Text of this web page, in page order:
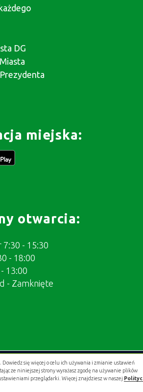
Dowiedz się więcej o celu ich używania i zmianie ustawień
ze niniejszej strony wyrażasz zgodę na używanie plików
przeglądarki. Więcej znajdziesz w naszej
DG
miejska:
otwarcia:
7:30 - 15:30
- 18:00
13:00
- Zamknięte
.gold studio digital